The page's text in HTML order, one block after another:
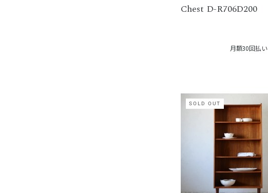
Chest D-R706D200
月額30回払い
SOLD OUT